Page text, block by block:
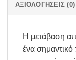
ΑΞΙΟΛΟΓΉΣΕΙΣ (0)
Η μετάβαση
ένα σημαντικό